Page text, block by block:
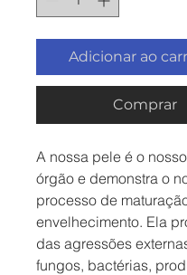
Adicionar ao
Comprar
A nossa pele é o
órgão e demonstra o
processo de
envelhecimento. Ela
das agressões
fungos, bactérias,